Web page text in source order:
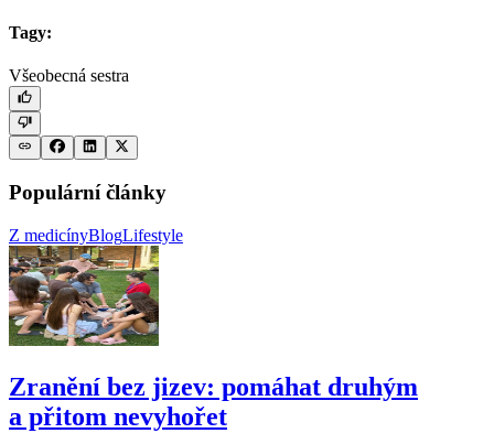
Tagy:
Všeobecná sestra
Populární články
Z medicínyBlogLifestyle
Zranění bez jizev: pomáhat druhým
a přitom nevyhořet